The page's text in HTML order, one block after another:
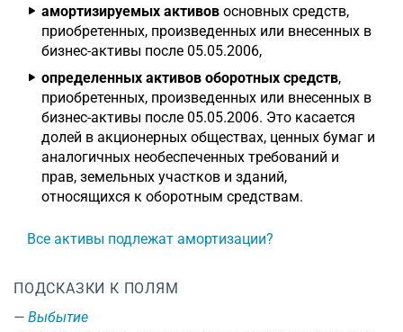
амортизируемых активов основных средств,
приобретенных, произведенных или внесенных в
бизнес-активы после 05.05.2006,
определенных активов оборотных средств,
приобретенных, произведенных или внесенных в
бизнес-активы после 05.05.2006. Это касается
долей в акционерных обществах, ценных бумаг и
аналогичных необеспеченных требований и
прав, земельных участков и зданий,
относящихся к оборотным средствам.
Все активы подлежат амортизации?
ПОДСКАЗКИ К ПОЛЯМ
Выбытие